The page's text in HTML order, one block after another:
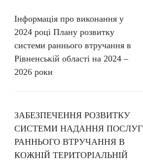
Інформація про виконання у
2024 році Плану розвитку
системи раннього втручання в
Рівненській області на 2024 –
2026 роки
ЗАБЕЗПЕЧЕННЯ РОЗВИТКУ
СИСТЕМИ НАДАННЯ ПОСЛУГ
РАННЬОГО ВТРУЧАННЯ В
КОЖНІЙ ТЕРИТОРІАЛЬНІЙ